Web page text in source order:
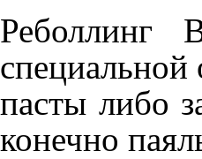
Реболлинг
специальной
пасты либо
конечно